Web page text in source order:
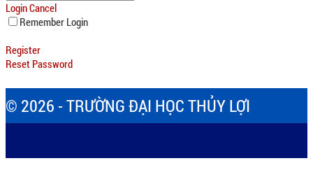
LoginCancel
Remember Login
Register
Reset Password
© 2026 - TRƯỜNG ĐẠI HỌC THỦY LỢI